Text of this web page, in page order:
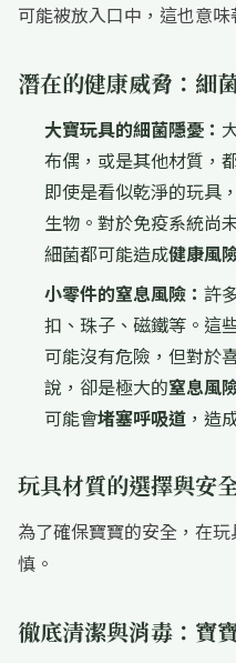
可能被放入口中，這也意味
潛在的健康威脅：細
大寶玩具的細菌隱憂：
布偶，或是其他材質，
即使是看似乾淨的玩具
生物。對於免疫系統尚
細菌都可能造成健康風
小零件的窒息風險： 許
扣、珠子、磁鐵等。這
可能沒有危險，但對於
說，卻是極大的窒息風
可能會堵塞呼吸道 ，造
玩具材質的選擇與安
為了確保寶寶的安全，在
慎。
徹底清潔與消毒：寶